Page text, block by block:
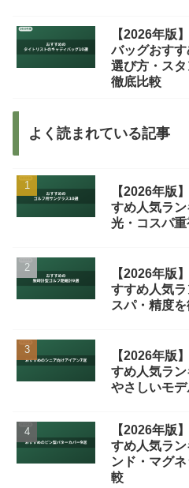
【2026年版
バッグおすす
選び方・ス
徹底比較
よく読まれている記事
【2026年版
すめ人気ラ
光・コスパ
【2026年版
すすめ人気
スパ・精度
【2026年版
すめ人気ラ
やさしいモ
【2026年版
すめ人気ラ
ンド・マグ
較